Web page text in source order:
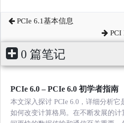
PCIe 6.1基本信息
PCI
0 篇笔记
PCIe 6.0 – PCIe 6.0 初学者指南
本文深入探讨 PCIe 6.0，详细分析
如何改变计算格局。在不断发展的